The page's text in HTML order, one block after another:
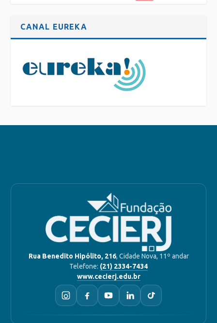
CANAL EUREKA
Rua Benedito Hipólito, 216, Cidade Nova, 11º andar
Telefone: (21) 2334-7434
www.cecierj.edu.br